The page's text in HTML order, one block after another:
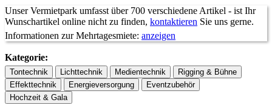
Unser Vermietpark umfasst über 700 verschiedene Artikel - ist Ihr
Wunschartikel online nicht zu finden, kontaktieren Sie uns gerne.
Informationen zur Mehrtagesmiete: anzeigen
Kategorie: